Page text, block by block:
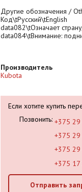
Другие обозначения /
Код\tРусский\tEnglish
data082\tОзначает
data084\tВнимание:
Производитель
Kubota
Если хотите купить
Позвонить: +375
+375
+375
+375
Отправить